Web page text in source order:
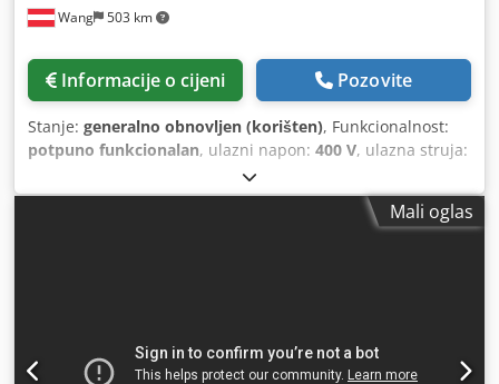
Wang 503 km
Informacije o cijeni Pozovite
Stanje: generalno obnovljen (korišten), Funkcionalnost:
potpuno funkcionalan, ulazni napon: 400 V, ulazna struja:
Klima uređaj
frekvencija:50 Hz, vrsta zaštite (IP kod):IP20, kontinuirana
Tipna pločicaMali oglas